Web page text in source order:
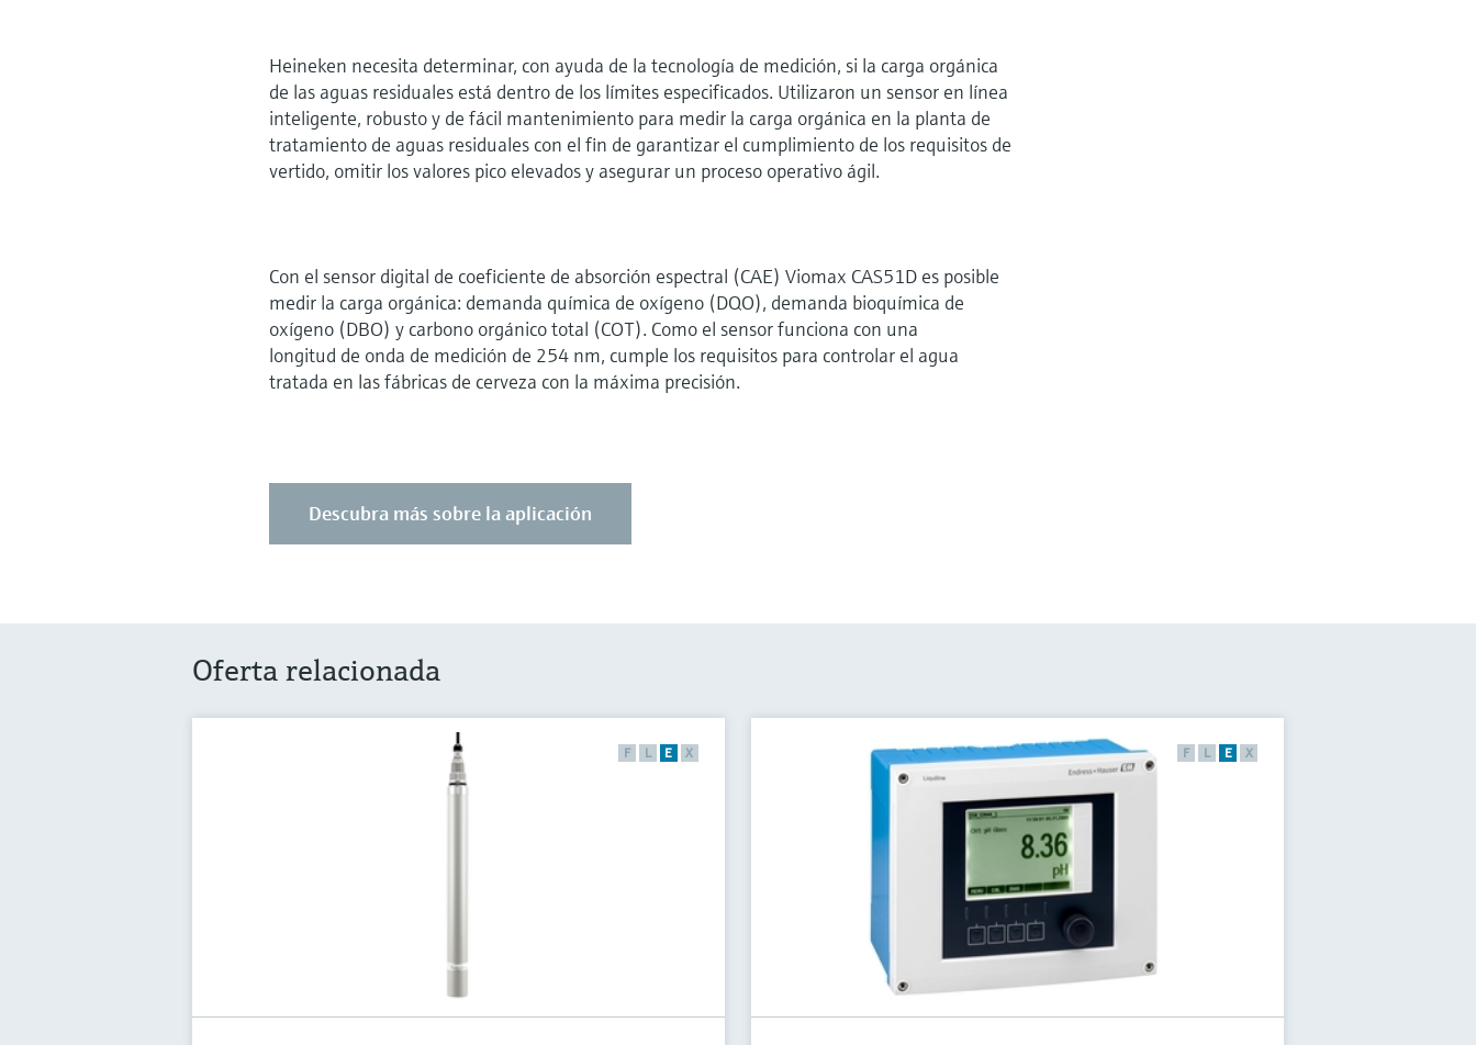
Heineken necesita determinar, con ayuda de la tecnología de medición, si la carga orgánica
de las aguas residuales está dentro de los límites especificados. Utilizaron un sensor en línea
inteligente, robusto y de fácil mantenimiento para medir la carga orgánica en la planta de
tratamiento de aguas residuales con el fin de garantizar el cumplimiento de los requisitos de
vertido, omitir los valores pico elevados y asegurar un proceso operativo ágil.
Con el sensor digital de coeficiente de absorción espectral (CAE) Viomax CAS51D es posible
medir la carga orgánica: demanda química de oxígeno (DQO), demanda bioquímica de
oxígeno (DBO) y carbono orgánico total (COT). Como el sensor funciona con una
longitud de onda de medición de 254 nm, cumple los requisitos para controlar el agua
tratada en las fábricas de cerveza con la máxima precisión.
Descubra más sobre la aplicación
Oferta relacionada
F L E X F L E X